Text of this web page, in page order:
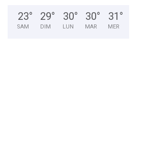
23°
SAM
29°
DIM
30°
LUN
30°
MAR
31 °
MER